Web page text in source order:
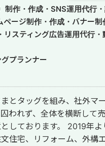
制作・作成・SNS運用代行
ージ制作・作成・バナー制
リスティング広告運用代行
プランナー
とタッグを組み、社外マ
われず、全体を横断して
年より建築業界(主に
住宅、リフォーム、外構